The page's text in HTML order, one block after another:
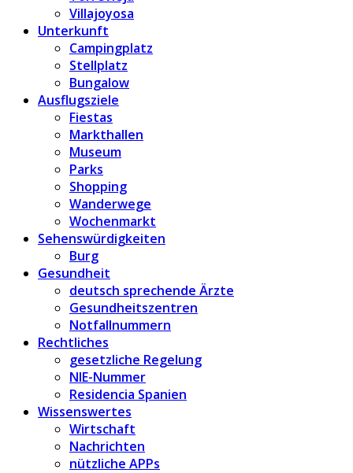
Villajoyosa
Unterkunft
Campingplatz
Stellplatz
Bungalow
Ausflugsziele
Fiestas
Markthallen
Museum
Parks
Shopping
Wanderwege
Wochenmarkt
Sehenswürdigkeiten
Burg
Gesundheit
deutsch sprechende Ärzte
Gesundheitszentren
Notfallnummern
Rechtliches
gesetzliche Regelung
NIE-Nummer
Residencia Spanien
Wissenswertes
Wirtschaft
Nachrichten
nützliche APPs